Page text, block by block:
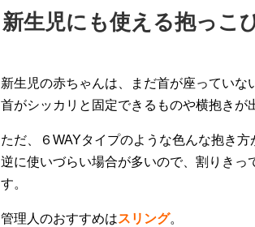
新生児にも使える抱っこ
新生児の赤ちゃんは、まだ首が座っていな
首がシッカリと固定できるものや横抱きが
ただ、６WAYタイプのような色んな抱き
逆に使いづらい場合が多いので、割りき
す。
管理人のおすすめはスリング。